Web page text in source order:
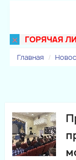
× ГОРЯЧАЯ
Главная